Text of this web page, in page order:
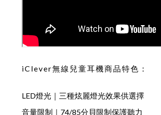
iClever無線兒童耳機商品特色：
LED燈光｜三種炫麗燈光效果供選擇
音量限制｜74/85分貝限制保護聽力